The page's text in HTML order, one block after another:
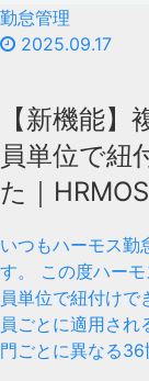
勤怠管理
2025.09.17
【新機能
員単位で紐
た｜
いつもハーモス勤
す。 この度ハー
員単位で紐付け
員ごとに適用さ
門ごとに異なる